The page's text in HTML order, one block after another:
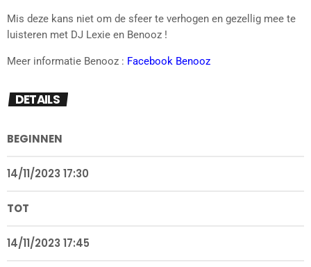
Mis deze kans niet om de sfeer te verhogen en gezellig mee te
luisteren met DJ Lexie en Benooz !
Meer informatie Benooz : Facebook Benooz
DETAILS
BEGINNEN
14/11/2023 17:30
TOT
14/11/2023 17:45